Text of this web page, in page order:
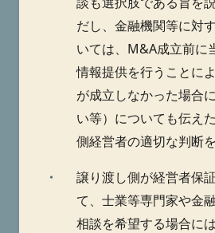
だし、金融機関等に対
いては、M&A成立前に
情報提供を行うことに
が成立しなかった場合
い等）についても伝え
側経営者の適切な判断
・
譲り渡し側が経営者保
て、士業等専門家や金
相談を希望する場合に